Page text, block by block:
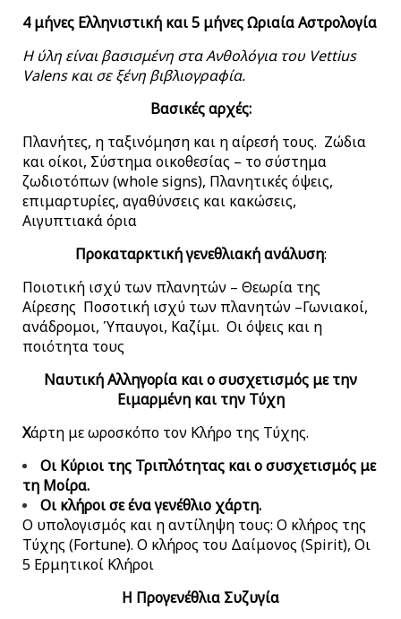
4 μήνες Ελληνιστική και 5 μήνες Ωριαία Αστρολογία
Η ύλη είναι βασισμένη στα Ανθολόγια του Vettius
Valens και σε ξένη βιβλιογραφία.
Βασικές αρχές:
Πλανήτες, η ταξινόμηση και η αίρεσή τους. Ζώδια
και οίκοι, Σύστημα οικοθεσίας – το σύστημα
ζωδιοτόπων (whole signs), Πλανητικές όψεις,
επιμαρτυρίες, αγαθύνσεις και κακώσεις,
Αιγυπτιακά όρια
Προκαταρκτική γενεθλιακή ανάλυση:
Ποιοτική ισχύ των πλανητών – Θεωρία της
Αίρεσης Ποσοτική ισχύ των πλανητών –Γωνιακοί,
ανάδρομοι, Ύπαυγοι, Καζίμι. Οι όψεις και η
ποιότητα τους
Ναυτική Αλληγορία και ο συσχετισμός με την
Ειμαρμένη και την Τύχη
Χάρτη με ωροσκόπο τον Κλήρο της Τύχης.
Οι Κύριοι της Τριπλότητας και ο συσχετισμός με
τη Μοίρα.
Οι κλήροι σε ένα γενέθλιο χάρτη.
Ο υπολογισμός και η αντίληψη τους: Ο κλήρος της
Τύχης (Fortune). Ο κλήρος του Δαίμονος (Spirit), Οι
5 Ερμητικοί Κλήροι
Η Προγενέθλια Συζυγία